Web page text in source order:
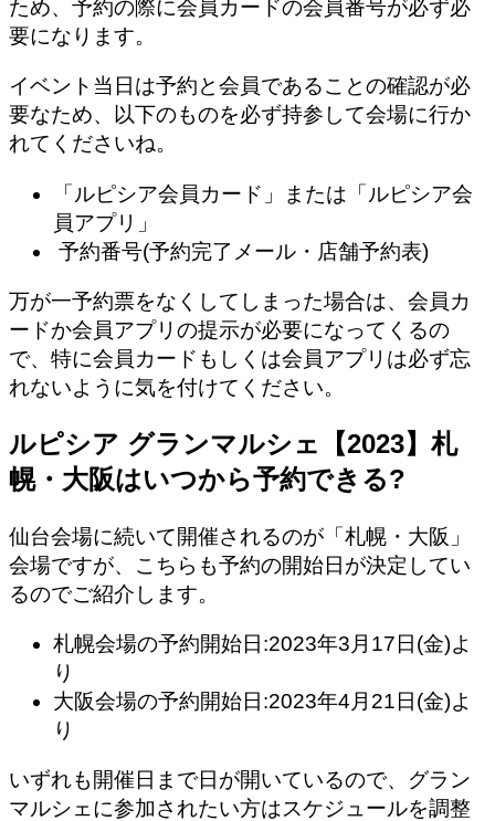
ため、予約の際に会員カードの会員番号が必ず必
要になります。
イベント当日は予約と会員であることの確認が必
要なため、以下のものを必ず持参して会場に行か
れてくださいね。
「ルピシア会員カード」または「ルピシア会
員アプリ」
予約番号(予約完了メール・店舗予約表)
万が一予約票をなくしてしまった場合は、会員カ
ードか会員アプリの提示が必要になってくるの
で、特に会員カードもしくは会員アプリは必ず忘
れないように気を付けてください。
ルピシア グランマルシェ【2023】札
幌・大阪はいつから予約できる?
仙台会場に続いて開催されるのが「札幌・大阪」
会場ですが、こちらも予約の開始日が決定してい
るのでご紹介します。
札幌会場の予約開始日:2023年3月17日(金)よ
り
大阪会場の予約開始日:2023年4月21日(金)よ
り
いずれも開催日まで日が開いているので、グラン
マルシェに参加されたい方はスケジュールを調整